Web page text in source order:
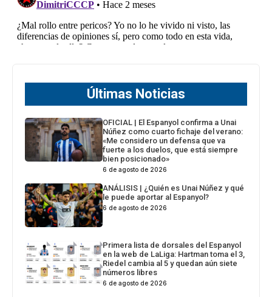
Últimas Noticias
OFICIAL | El Espanyol confirma a Unai
Núñez como cuarto fichaje del verano:
«Me considero un defensa que va
fuerte a los duelos, que está siempre
bien posicionado»
6 de agosto de 2026
ANÁLISIS | ¿Quién es Unai Núñez y qué
le puede aportar al Espanyol?
6 de agosto de 2026
Primera lista de dorsales del Espanyol
en la web de LaLiga: Hartman toma el 3,
Riedel cambia al 5 y quedan aún siete
números libres
6 de agosto de 2026